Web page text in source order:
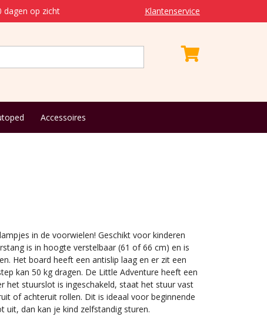
dagen op zicht Klantenservice
Accessoires
in de voorwielen! Geschikt voor kinderen
is in hoogte verstelbaar (61 of 66 cm) en is
Het board heeft een antislip laag en er zit een
kan 50 kg dragen. De Little Adventure heeft een
het stuurslot is ingeschakeld, staat het stuur vast
of achteruit rollen. Dit is ideaal voor beginnende
uit, dan kan je kind zelfstandig sturen.